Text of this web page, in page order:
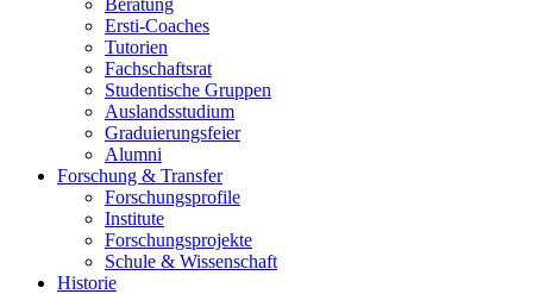
Beratung
Ersti-Coaches
Tutorien
Fachschaftsrat
Studentische Gruppen
Auslandsstudium
Graduierungsfeier
Alumni
Forschung & Transfer
Forschungsprofile
Institute
Forschungsprojekte
Schule & Wissenschaft
Historie